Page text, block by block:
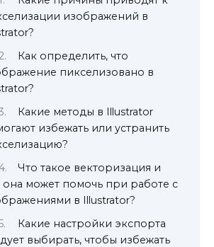
изображений в
Как определить, что
пикселизовано в
Какие методы в Illustrator
избежать или устранить
Что такое векторизация и
она может помочь при работе с
в Illustrator?
Какие настройки экспорта
выбирать, чтобы избежать